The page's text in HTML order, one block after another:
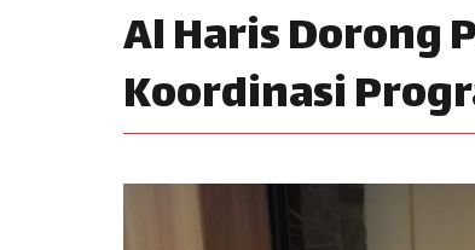
Al Haris Dorong
Koordinasi